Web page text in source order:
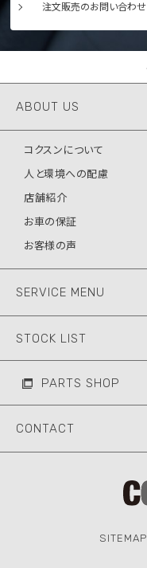
注文販売のお問い合わせ
ABOUT US
コクスンについて
人と環境への配慮
店舗紹介
お車の保証
お客様の声
SERVICE MENU
STOCK LIST
PARTS SHOP
CONTACT
SITEMAP